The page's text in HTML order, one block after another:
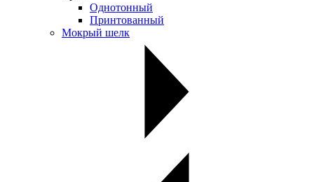
Однотонный
Принтованный
Мокрый шелк